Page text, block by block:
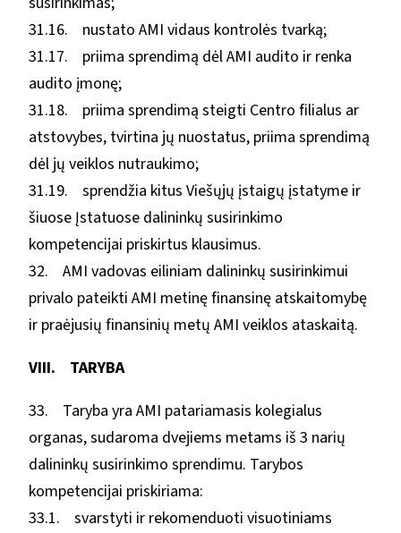
31.16. nustato AMI vidaus kontrolės tvarką;
31.17. priima sprendimą dėl AMI audito ir renka
audito įmonę;
31.18. priima sprendimą steigti Centro filialus ar
atstovybes, tvirtina jų nuostatus, priima sprendimą
dėl jų veiklos nutraukimo;
31.19. sprendžia kitus Viešųjų įstaigų įstatyme ir
šiuose Įstatuose dalininkų susirinkimo
kompetencijai priskirtus klausimus.
32. AMI vadovas eiliniam dalininkų susirinkimui
privalo pateikti AMI metinę finansinę atskaitomybę
ir praėjusių finansinių metų AMI veiklos ataskaitą.
VIII. TARYBA
33. Taryba yra AMI patariamasis kolegialus
organas, sudaroma dvejiems metams iš 3 narių
dalininkų susirinkimo sprendimu. Tarybos
kompetencijai priskiriama:
33.1. svarstyti ir rekomenduoti visuotiniams